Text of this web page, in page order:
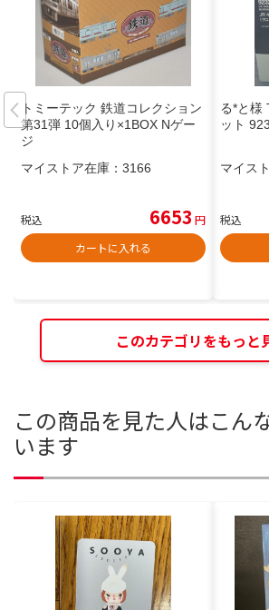
トミーテック 鉄道コレクション
第31弾 10個入り×1BOX Nゲー
ジ
マイストア在庫： 3166
税込 6653 円
カートに入れる
る*と様
ット
マイス
税込
このカテゴリをもっと
この商品を見た人はこん
います